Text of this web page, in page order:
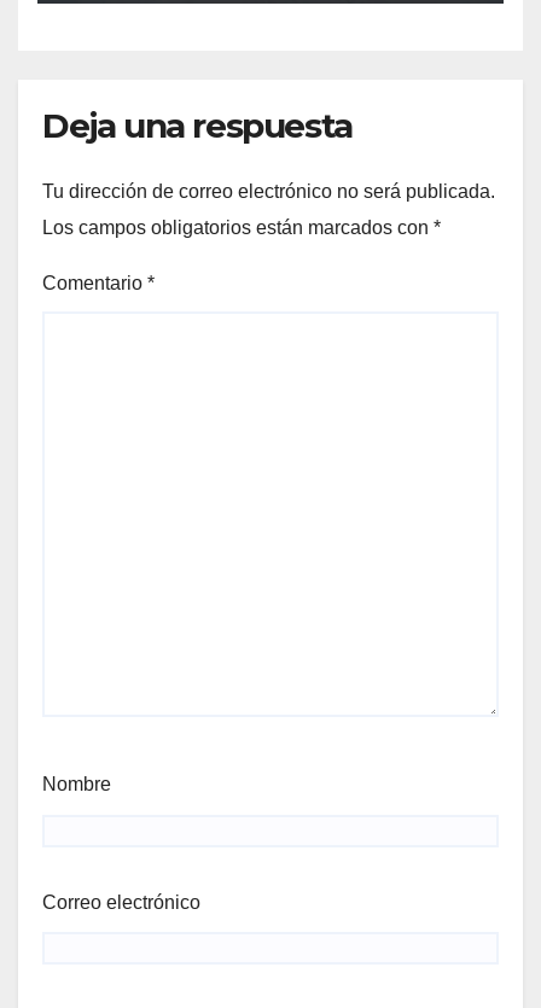
Deja una respuesta
Tu dirección de correo electrónico no será publicada.
Los campos obligatorios están marcados con *
Comentario *
Nombre
Correo electrónico